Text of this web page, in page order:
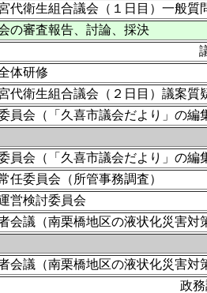
代衛生組合議会（１日目）一般質
の審査報告、討論、採決
体研修
代衛生組合議会（２日目）議案質
員会（「久喜市議会だより」の編
員会（「久喜市議会だより」の編
任委員会（所管事務調査）
営検討委員会
会議（南栗橋地区の液状化災害対
会議（南栗橋地区の液状化災害対
政